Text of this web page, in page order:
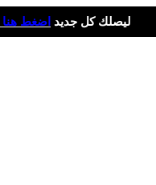
ليصلك كل جديد اضغط هنا